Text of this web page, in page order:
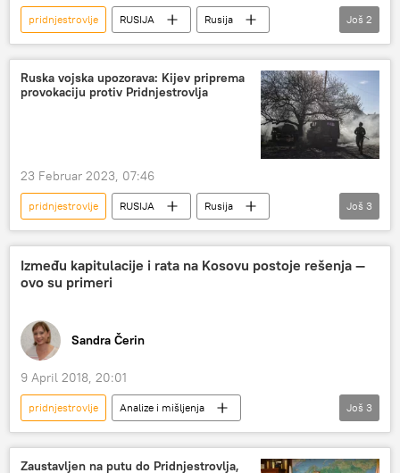
pridnjestrovlje RUSIJA
Rusija
Rusija – politika
Marija Zaharova
Još 2
Ruska vojska upozorava: Kijev priprema
provokaciju protiv Pridnjestrovlja
23 Februar 2023, 07:46
pridnjestrovlje RUSIJA
Rusija
Rusija – vojska i naoružanje
Moldavija
Ukrajina
Još 3
Između kapitulacije i rata na Kosovu postoje rešenja —
ovo su primeri
Sandra Čerin
9 April 2018, 20:01
pridnjestrovlje
Analize i mišljenja
zamrznuti konflikt
Balkanske igre bez granica
Severna Koreja
Još 3
Zaustavljen na putu do Pridnjestrovlja,